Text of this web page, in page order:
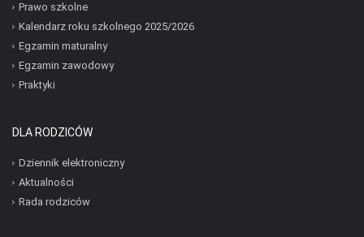
Prawo szkolne
Kalendarz roku szkolnego 2025/2026
Egzamin maturalny
Egzamin zawodowy
Praktyki
DLA RODZICÓW
Dziennik elektroniczny
Aktualności
Rada rodziców